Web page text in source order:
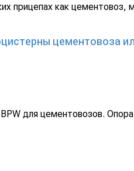
прицепах как цементовоз,
цементовоза
для цементовозов.